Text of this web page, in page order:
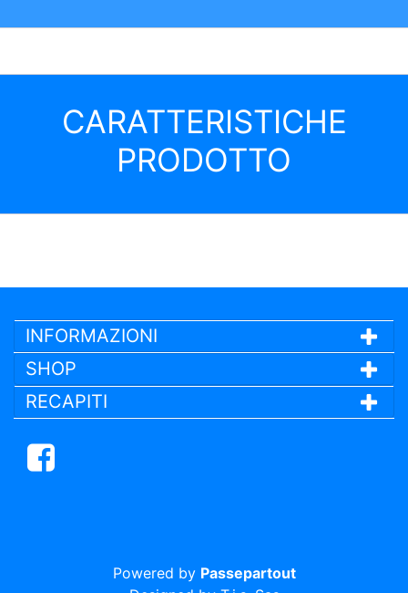
CARATTERISTICHE
PRODOTTO
INFORMAZIONI
SHOP
RECAPITI
Facebook
Powered by Passepartout